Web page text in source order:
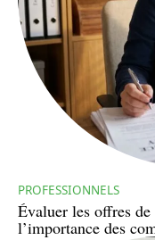
PROFESSIONNELS
Évaluer les offres
l’importance des